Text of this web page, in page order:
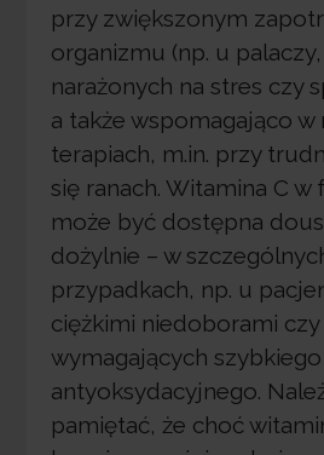
przy zwiększonym
organizmu (np. u
narażonych na stres czy
a także wspomagająco w
terapiach, m.in. przy
się ranach. Witamina C
może być dostępna
dożylnie – w
przypadkach, np. u
ciężkimi niedoborami czy
wymagających
antyoksydacyjnego.
pamiętać, że choć